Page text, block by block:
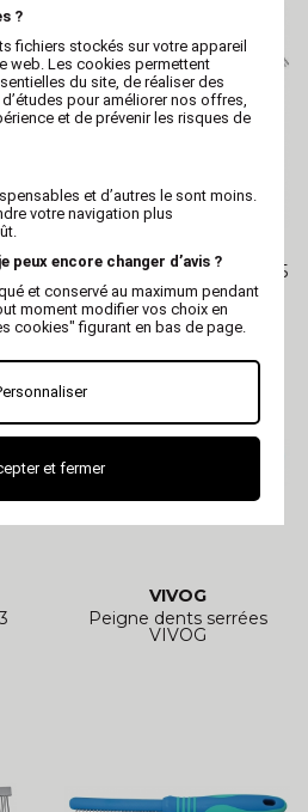
Peigne métal VIVOG - 15,5
cm
VIVOG
Peigne dents serrées
VIVOG
?
fichiers stockés sur votre appareil
web. Les cookies permettent
du site, de réaliser des
pour améliorer nos offres,
et de prévenir les risques de
et d’autres le sont moins.
votre navigation plus
peux encore changer d’avis ?
et conservé au maximum pendant
moment modifier vos choix en
cookies" figurant en bas de page.
et fermer